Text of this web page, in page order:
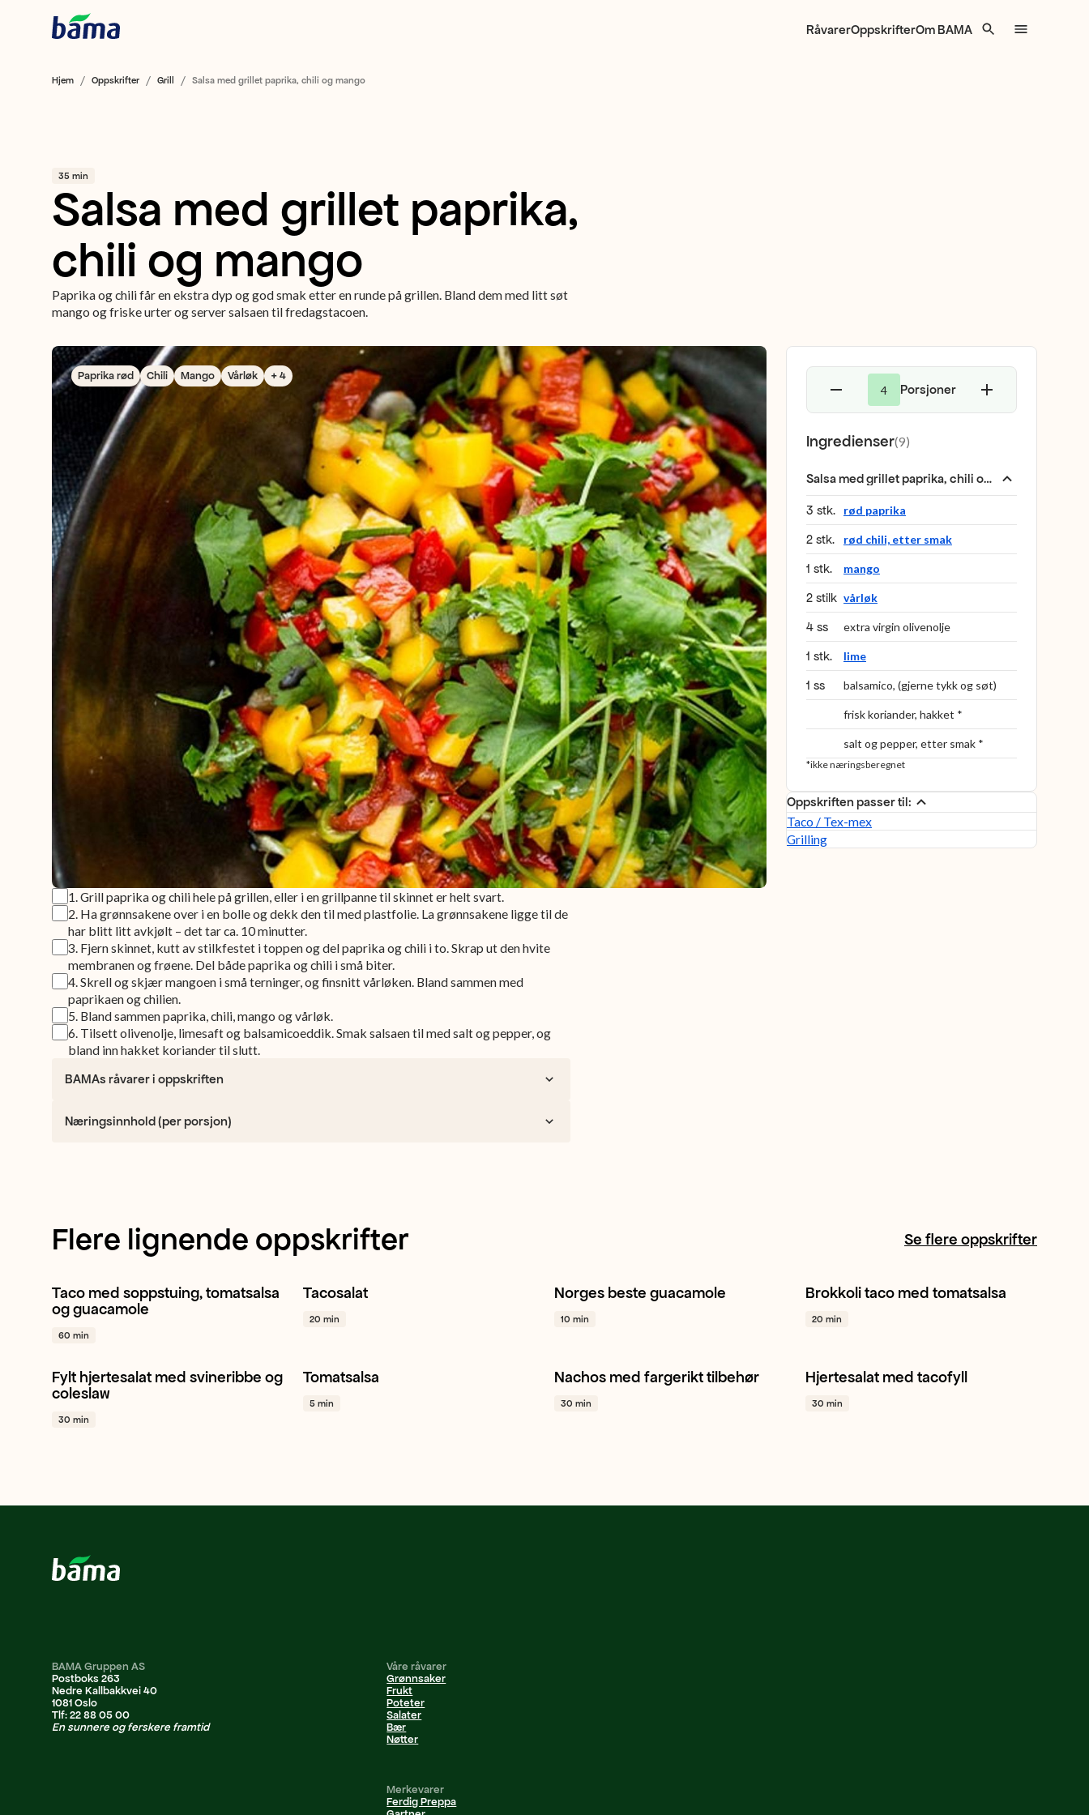
RåvarerOppskrifterOm BAMA
Hjem Oppskrifter Grill Salsa med grillet paprika, chili og mango
35 min
Salsa med grillet paprika,
chili og mango
Paprika og chili får en ekstra dyp og god smak etter en runde på grillen. Bland dem med litt søt
mango og friske urter og server salsaen til fredagstacoen.
Paprika rød Chili Mango Vårløk + 4
1.Grill paprika og chili hele på grillen, eller i en grillpanne til skinnet er helt svart.
2. Ha grønnsakene over i en bolle og dekk den til med plastfolie. La grønnsakene ligge til de
har blitt litt avkjølt – det tar ca. 10 minutter.
3. Fjern skinnet, kutt av stilkfestet i toppen og del paprika og chili i to. Skrap ut den hvite
membranen og frøene. Del både paprika og chili i små biter.
4.Skrell og skjær mangoen i små terninger, og finsnitt vårløken. Bland sammen med
paprikaen og chilien.
5. Bland sammen paprika, chili, mango og vårløk.
6. Tilsett olivenolje, limesaft og balsamicoeddik. Smak salsaen til med salt og pepper, og
bland inn hakket koriander til slutt.
BAMAs råvarer i oppskriften
Næringsinnhold (per porsjon)
4 Porsjoner
Ingredienser(9)
Salsa med grillet paprika, chili og mango
3 stk. rød paprika
2 stk. rød chili, etter smak
1 stk. mango
2 stilk vårløk
4 ss extra virgin olivenolje
1 stk. lime
1 ss balsamico, (gjerne tykk og søt)
frisk koriander, hakket *
salt og pepper, etter smak *
*ikke næringsberegnet
Oppskriften passer til:
Taco / Tex-mex
Grilling
Flere lignende oppskrifter Se flere oppskrifter
Østerssopp Gul løk Hvitløk + 1
Taco med soppstuing, tomatsalsa
og guacamole
60 min
Crispisalat
Tacosalat
20 min
Avokado Hvitløk Lime + 1
Norges beste guacamole
10 min
Brokkoli Hvitløk Avokado + 1
Brokkoli taco med tomatsalsa
20 min
Hjertesalat Gulrot Eple + 1
Fylt hjertesalat med svineribbe og
coleslaw
30 min
Cherrytomat
Tomatsalsa
5 min
Tomat Chili Rødløk + 1
Nachos med fargerikt tilbehør
30 min
Hjertesalat Mango Avokado
Hjertesalat med tacofyll
30 min
BAMA Gruppen AS
Postboks 263
Nedre Kallbakkvei 40
1081 Oslo
Tlf: 22 88 05 00
En sunnere og ferskere framtid
Våre råvarer
Grønnsaker
Frukt
Poteter
Salater
Bær
Nøtter
Merkevarer
Ferdig Preppa